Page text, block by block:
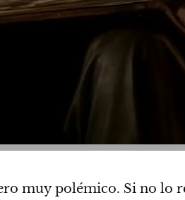
muy polémico. Si no lo